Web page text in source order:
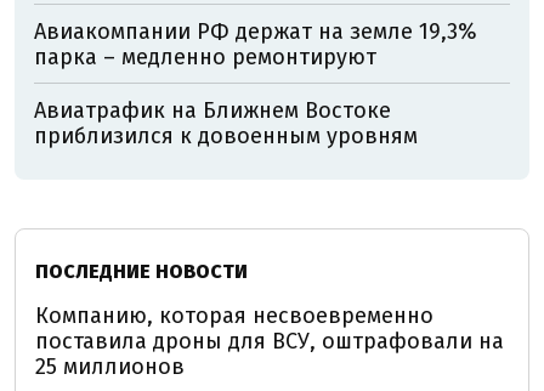
Авиакомпании РФ держат на земле 19,3%
парка – медленно ремонтируют
Авиатрафик на Ближнем Востоке
приблизился к довоенным уровням
ПОСЛЕДНИЕ НОВОСТИ
Компанию, которая несвоевременно
поставила дроны для ВСУ, оштрафовали на
25 миллионов